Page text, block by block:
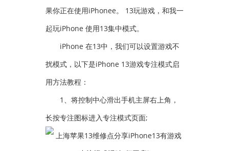
果你正在使用iPhonee。 13玩游戏，和我一
起玩iPhone 使用13集中模式。
iPhone 在13中，我们可以设置游戏不
扰模式，以下是iPhone 13游戏专注模式启
用方法教程：
1、将控制中心滑出手机主屏右上角，
长按专注图标进入专注模式页面;